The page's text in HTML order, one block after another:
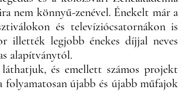
nem könnyű-zenével. Énekelt már a
és televíziócsatornákon is
illették legjobb énekes díjjal neves
alapítványtól.
és emellett számos projekt
újabb és újabb műfajok